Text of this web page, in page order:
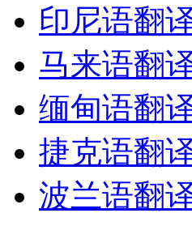
印尼语翻
马来语翻
缅甸语翻
捷克语翻
波兰语翻